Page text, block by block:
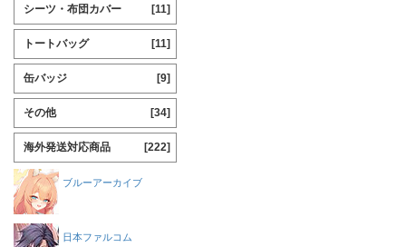
シーツ・布団カバー [11]
トートバッグ [11]
缶バッジ [9]
その他 [34]
海外発送対応商品 [222]
ブルーアーカイブ
日本ファルコム